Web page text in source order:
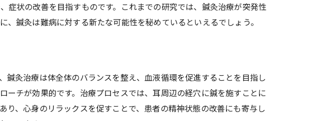
変化
を鍼灸で和らげる方法
灸の役割
ズム
状の改善を目指すものです。これまでの研究では、鍼灸治療が突発性
鍼灸は難病に対する新たな可能性を秘めているといえるでしょう。
灸治療は体全体のバランスを整え、血液循環を促進することを目指し
チが効果的です。治療プロセスでは、耳周辺の経穴に鍼を施すことに
、心身のリラックスを促すことで、患者の精神状態の改善にも寄与し